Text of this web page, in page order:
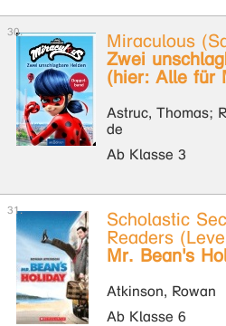
Miraculous
Zwei
(hier: Alle für
Astruc, Thomas;
de
Ab Klasse 3
Scholastic
Readers
Mr. Bean's
Atkinson, Rowan
Ab Klasse 6